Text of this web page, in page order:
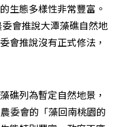
生態多樣性非常豐富。
會推說大潭藻礁自然地
會推說沒有正式修法，
礁列為暫定自然地景，
農委會的「藻回南桃園的